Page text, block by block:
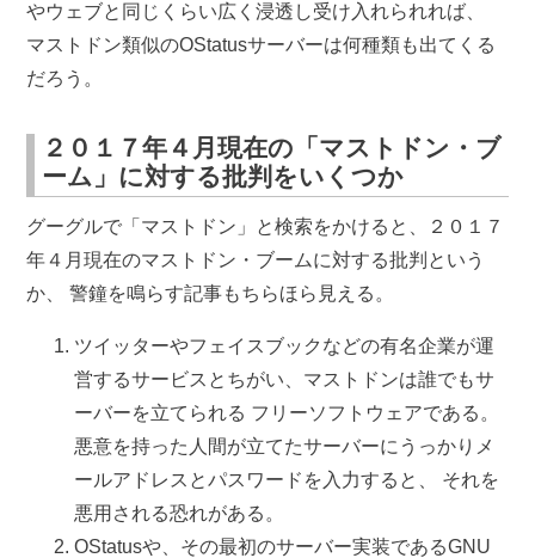
やウェブと同じくらい広く浸透し受け入れられれば、
マストドン類似のOStatusサーバーは何種類も出てくる
だろう。
２０１７年４月現在の「マストドン・ブ
ーム」に対する批判をいくつか
グーグルで「マストドン」と検索をかけると、２０１７
年４月現在のマストドン・ブームに対する批判という
か、 警鐘を鳴らす記事もちらほら見える。
ツイッターやフェイスブックなどの有名企業が運
営するサービスとちがい、マストドンは誰でもサ
ーバーを立てられる フリーソフトウェアである。
悪意を持った人間が立てたサーバーにうっかりメ
ールアドレスとパスワードを入力すると、 それを
悪用される恐れがある。
OStatusや、その最初のサーバー実装であるGNU